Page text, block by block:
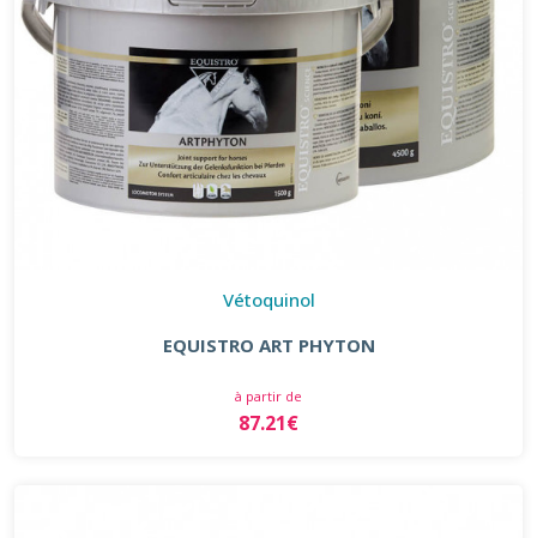
Vétoquinol
EQUISTRO ART PHYTON
à partir de
87.21€